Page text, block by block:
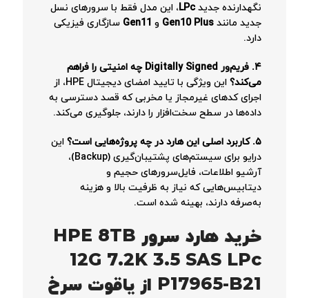
نگهدارنده جدیدLPc، این مدل فقط با سرورهای نسل
جدید مانند Gen10 Plus و Gen11 سازگاری فیزیکی
دارد.
۴. فریم‌ور Digitally Signed چه امنیتی را فراهم
می‌کند؟
این ویژگی با تایید امضای دیجیتال HPE، از
اجرای کدهای غیرمجاز یا مخربی که قصد دسترسی به
داده‌ها در سطح سخت‌افزار را دارند، جلوگیری می‌کند.
۵. کاربرد اصلی این هارد در چه پروژه‌هایی است؟
این
درایو برای سیستم‌های پشتیبان‌گیری (Backup)،
آرشیو اطلاعات، فایل‌سرورهای حجیم و
دیتابیس‌هایی که نیاز به ظرفیت بالا و هزینه
به‌صرفه دارند، بهینه شده است.
خرید هارد سرور HPE 8TB
12G 7.2K 3.5 SAS LPc
P17965-B21 از یاقوت سرخ